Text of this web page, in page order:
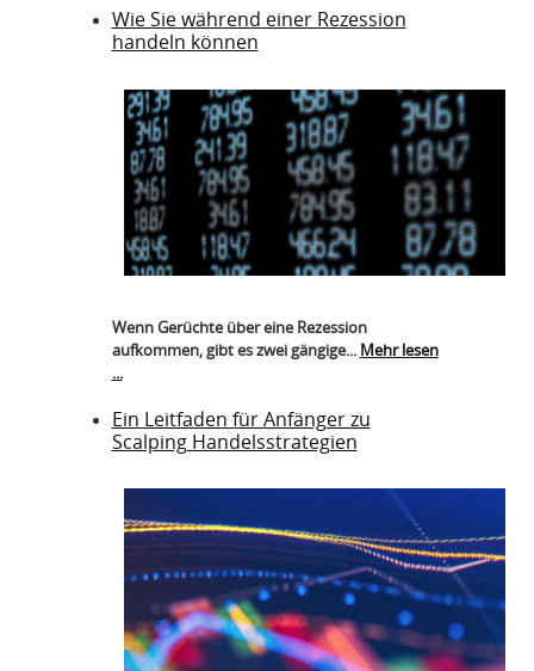
Wie Sie während einer Rezession
handeln können
Wenn Gerüchte über eine Rezession
aufkommen, gibt es zwei gängige... Mehr lesen
...
Ein Leitfaden für Anfänger zu
Scalping Handelsstrategien